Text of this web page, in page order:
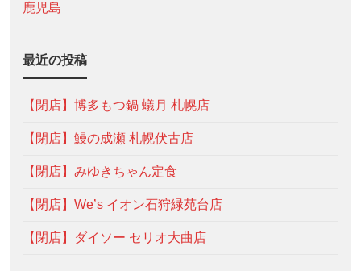
鹿児島
最近の投稿
【閉店】博多もつ鍋 蟻月 札幌店
【閉店】鰻の成瀬 札幌伏古店
【閉店】みゆきちゃん定食
【閉店】We’s イオン石狩緑苑台店
【閉店】ダイソー セリオ大曲店